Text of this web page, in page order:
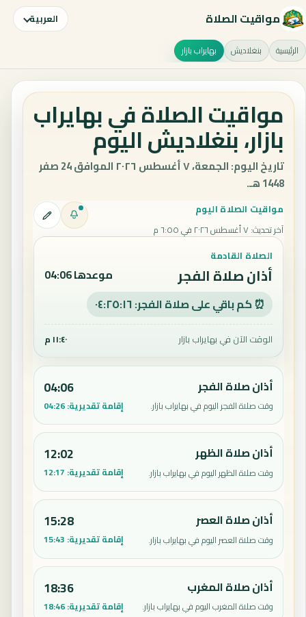
مواقيت الصلاة العربية
الرئيسية بنغلاديش بهايراب بازار
مواقيت الصلاة في بهايراب
بازار، بنغلاديش اليوم
تاريخ اليوم: الجمعة، ٧ أغسطس ٢٠٢٦ الموافق 24 صفر
1448 هـ.
مواقيت الصلاة اليوم
آخر تحديث:٧ أغسطس ٢٠٢٦ في ٦:٥٥ م
الصلاة القادمة
أذان صلاة الفجر موعدها 04:06
⏰ كم باقي على صلاة الفجر: ٠٤:٢٥:١٥
الوقت الآن في بهايراب بازار ١١:٤٠ م
أذان صلاة الفجر
وقت صلاة الفجر اليوم في بهايراب بازار.
04:06
إقامة تقديرية:04:26
أذان صلاة الظهر
وقت صلاة الظهر اليوم في بهايراب بازار.
12:02
إقامة تقديرية: 12:17
أذان صلاة العصر
وقت صلاة العصر اليوم في بهايراب بازار.
15:28
إقامة تقديرية: 15:43
أذان صلاة المغرب
وقت صلاة المغرب اليوم في بهايراب بازار.
18:36
إقامة تقديرية:18:46